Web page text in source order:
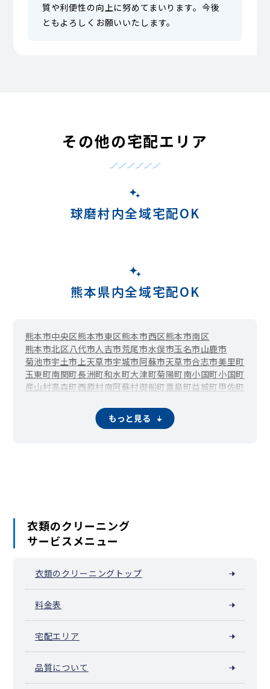
質や利便性の向上に努めてまいります。今後
ともよろしくお願いいたします。
その他の宅配エリア
球磨村内全域宅配OK
熊本県内全域宅配OK
熊本市中央区熊本市東区熊本市西区熊本市南区
熊本市北区八代市人吉市荒尾市水俣市玉名市山鹿市
菊池市宇土市上天草市宇城市阿蘇市天草市合志市美里町
玉東町南関町長洲町和水町大津町菊陽町南小国町小国町
産山村高森町西原村南阿蘇村御船町嘉島町益城町甲佐町
山江村あさぎり町苓北町
もっと見る
衣類のクリーニング
サービスメニュー
衣類のクリーニングトップ
料金表
宅配エリア
品質について